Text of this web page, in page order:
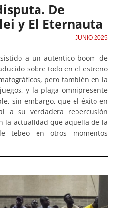
De
y El Eternauta
JUNIO 2025
a un auténtico boom de
sobre todo en el estreno
pero también en la
y la plaga omnipresente
sin embargo, que el éxito en
a su verdadera repercusión
la actualidad que aquella de la
tebeo en otros momentos